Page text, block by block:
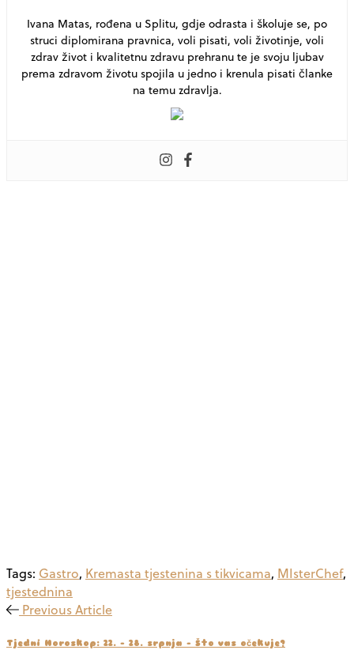
Ivana Matas, rođena u Splitu, gdje odrasta i školuje se, po
struci diplomirana pravnica, voli pisati, voli životinje, voli
zdrav život i kvalitetnu zdravu prehranu te je svoju ljubav
prema zdravom životu spojila u jedno i krenula pisati članke
na temu zdravlja.
Tags: Gastro, Kremasta tjestenina s tikvicama, MIsterChef,
tjestednina
Previous Article
Tjedni Horoskop: 22. - 28. srpnja - Što vas očekuje?